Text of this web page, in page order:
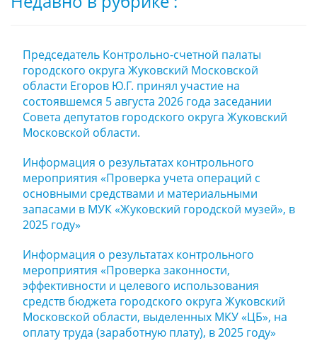
Председатель Контрольно-счетной палаты
городского округа Жуковский Московской
области Егоров Ю.Г. принял участие на
состоявшемся 5 августа 2026 года заседании
Совета депутатов городского округа Жуковский
Московской области.
Информация о результатах контрольного
мероприятия «Проверка учета операций с
основными средствами и материальными
запасами в МУК «Жуковский городской музей», в
2025 году»
Информация о результатах контрольного
мероприятия «Проверка законности,
эффективности и целевого использования
средств бюджета городского округа Жуковский
Московской области, выделенных МКУ «ЦБ», на
оплату труда (заработную плату), в 2025 году»